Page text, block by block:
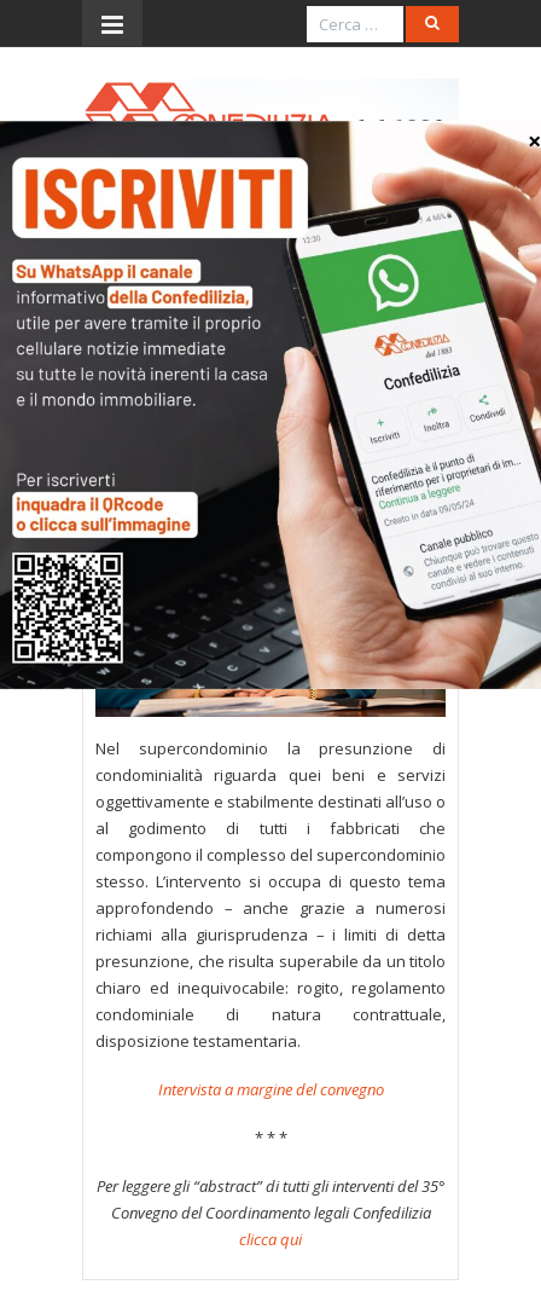
Menu
Presunzione di
condominialità nel
supercondominio
35° Convegno Coordinamento legali
Confedilizia
Piacenza, 20 settembre 2025
avv. Daniela Barigazzi
Nel supercondominio la presunzione di
condominialità riguarda quei beni e servizi
oggettivamente e stabilmente destinati all’uso o
al godimento di tutti i fabbricati che
compongono il complesso del supercondominio
stesso. L’intervento si occupa di questo tema
approfondendo – anche grazie a numerosi
richiami alla giurisprudenza – i limiti di detta
presunzione, che risulta superabile da un titolo
chiaro ed inequivocabile: rogito, regolamento
condominiale di natura contrattuale,
disposizione testamentaria.
Intervista a margine del convegno
* * *
Per leggere gli “abstract” di tutti gli interventi del 35°
Convegno del Coordinamento legali Confedilizia
clicca qui